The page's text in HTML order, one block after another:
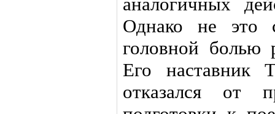
Однако не это
головной болью
Его наставник
отказался от